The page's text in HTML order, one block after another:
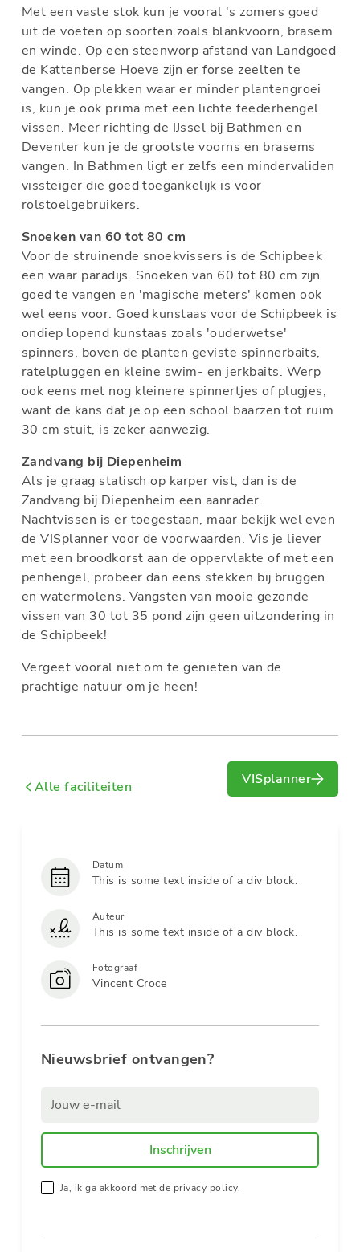
Met een vaste stok kun je vooral 's zomers goed
uit de voeten op soorten zoals blankvoorn, brasem
en winde. Op een steenworp afstand van Landgoed
de Kattenberse Hoeve zijn er forse zeelten te
vangen. Op plekken waar er minder plantengroei
is, kun je ook prima met een lichte feederhengel
vissen. Meer richting de IJssel bij Bathmen en
Deventer kun je de grootste voorns en brasems
vangen. In Bathmen ligt er zelfs een mindervaliden
vissteiger die goed toegankelijk is voor
rolstoelgebruikers.
Snoeken van 60 tot 80 cm
Voor de struinende snoekvissers is de Schipbeek
een waar paradijs. Snoeken van 60 tot 80 cm zijn
goed te vangen en 'magische meters' komen ook
wel eens voor. Goed kunstaas voor de Schipbeek is
ondiep lopend kunstaas zoals 'ouderwetse'
spinners, boven de planten geviste spinnerbaits,
ratelpluggen en kleine swim- en jerkbaits. Werp
ook eens met nog kleinere spinnertjes of plugjes,
want de kans dat je op een school baarzen tot ruim
30 cm stuit, is zeker aanwezig.
Zandvang bij Diepenheim
Als je graag statisch op karper vist, dan is de
Zandvang bij Diepenheim een aanrader.
Nachtvissen is er toegestaan, maar bekijk wel even
de VISplanner voor de voorwaarden. Vis je liever
met een broodkorst aan de oppervlakte of met een
penhengel, probeer dan eens stekken bij bruggen
en watermolens. Vangsten van mooie gezonde
vissen van 30 tot 35 pond zijn geen uitzondering in
de Schipbeek!
Vergeet vooral niet om te genieten van de
prachtige natuur om je heen!
Alle faciliteiten VISplanner
Datum
This is some text inside of a div block.
Auteur
This is some text inside of a div block.
Fotograaf
Vincent Croce
Nieuwsbrief ontvangen?
Ja, ik ga akkoord met de privacy policy.